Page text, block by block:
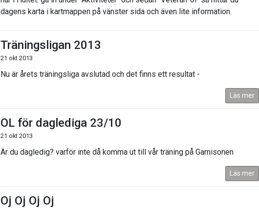
dagens karta i kartmappen på vänster sida och även lite information.
Träningsligan 2013
21 okt 2013
Nu är årets träningsliga avslutad och det finns ett resultat -
Läs mer
OL för daglediga 23/10
21 okt 2013
Är du dagledig? varför inte då komma ut till vår träning på Garnisonen
Läs mer
Oj Oj Oj Oj